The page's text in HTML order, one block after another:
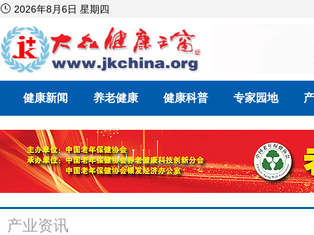
 2026年8月6日 星期四
健康新闻 养老健康 健康科普 专家园地
产业资讯